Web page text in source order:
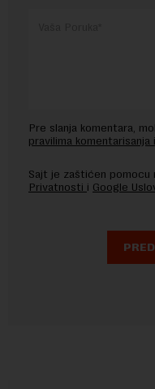
Pre slanja komentara,
pravilima komentarisanja
Sajt je zaštićen pomocu
Privatnosti i Google